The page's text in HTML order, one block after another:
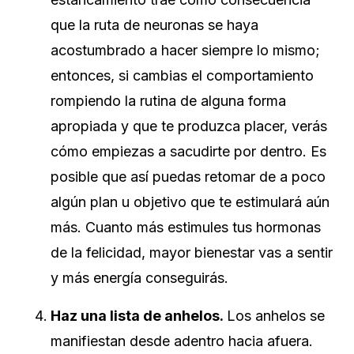
que la ruta de neuronas se haya
acostumbrado a hacer siempre lo mismo;
entonces, si cambias el comportamiento
rompiendo la rutina de alguna forma
apropiada y que te produzca placer, verás
cómo empiezas a sacudirte por dentro. Es
posible que así puedas retomar de a poco
algún plan u objetivo que te estimulará aún
más. Cuanto más estimules tus hormonas
de la felicidad, mayor bienestar vas a sentir
y más energía conseguirás.
Haz una lista de anhelos. Los anhelos se
manifiestan desde adentro hacia afuera.